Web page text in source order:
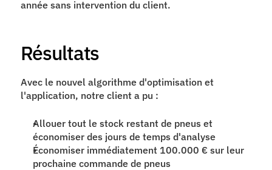
année sans intervention du client.
Résultats
Avec le nouvel algorithme d'optimisation et
l'application, notre client a pu :
Allouer tout le stock restant de pneus et
économiser des jours de temps d'analyse
Économiser immédiatement 100.000 € sur leur
prochaine commande de pneus